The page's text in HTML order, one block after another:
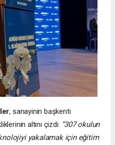
, sanayinin başkenti
altını çizdi: “307 okulun
yakalamak için eğitim